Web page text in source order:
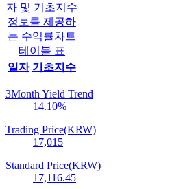
자 및 기초지수
정보를 제공하
는 수익률차트
테이블 표
일자 기초지수
3Month Yield Trend
14.10%
Trading Price(KRW)
17,015
Standard Price(KRW)
17,116.45